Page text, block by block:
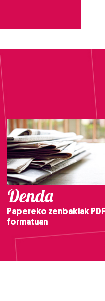
Denda
Papereko zenbakiak PDF
formatuan